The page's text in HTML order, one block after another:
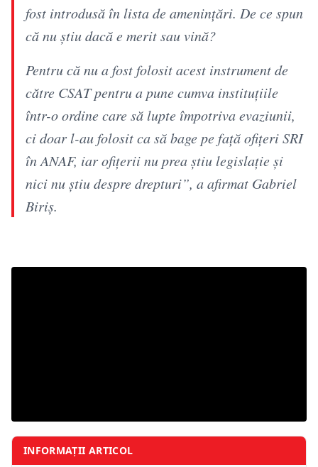
fost introdusă în lista de amenințări. De ce spun
că nu știu dacă e merit sau vină?
Pentru că nu a fost folosit acest instrument de
către CSAT pentru a pune cumva instituțiile
într-o ordine care să lupte împotriva evaziunii,
ci doar l-au folosit ca să bage pe față ofițeri SRI
în ANAF, iar ofițerii nu prea știu legislație și
nici nu știu despre drepturi”, a afirmat Gabriel
Biriș.
INFORMAȚII ARTICOL